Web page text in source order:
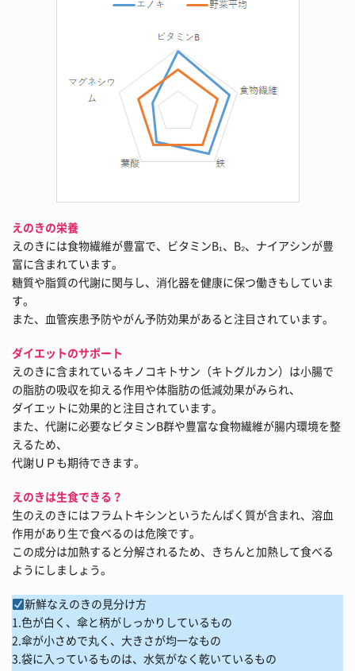
えのきの栄養
えのきには食物繊維が豊富で、ビタミンB₁、B₂、ナイアシンが豊
富に含まれています。
糖質や脂質の代謝に関与し、消化器を健康に保つ働きもしていま
す。
また、血管疾患予防やがん予防効果があると注目されています。
ダイエットのサポート
えのきに含まれているキノコキトサン（キトグルカン）は小腸で
の脂肪の吸収を抑える作用や体脂肪の低減効果がみられ、
ダイエットに効果的と注目されています。
また、代謝に必要なビタミンB群や豊富な食物繊維が腸内環境を整
えるため、
代謝ＵＰも期待できます。
えのきは生食できる？
生のえのきにはフラムトキシンというたんぱく質が含まれ、溶血
作用があり生で食べるのは危険です。
この成分は加熱すると分解されるため、きちんと加熱して食べる
ようにしましょう。
新鮮なえのきの見分け方
1.色が白く、傘と柄がしっかりしているもの
2.傘が小さめで丸く、大きさが均一なもの
3.袋に入っているものは、水気がなく乾いているもの